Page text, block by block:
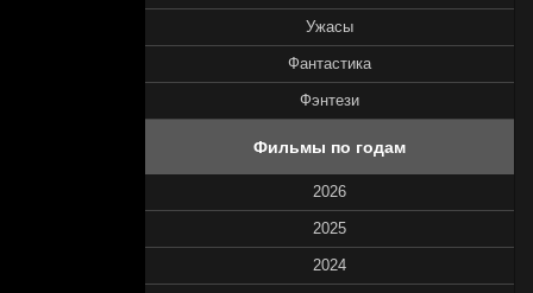
Ужасы
Фантастика
Фэнтези
Фильмы по годам
2026
2025
2024